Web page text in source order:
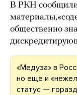
В РКН
общественно
«Медуза» в
но еще и
статус —